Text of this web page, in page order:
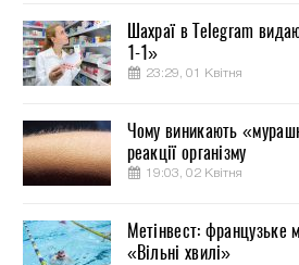
Шахраї в Telegram
1-1»
23:29, 01 Квітня
Чому виникають
реакції організму
19:03, 02 Квітня
Метінвест: французьке
«Вільні хвилі»